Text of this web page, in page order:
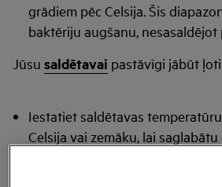
grādiem pēc Celsija. Šis
baktēriju augšanu, nesasaldējot
Jūsu saldētavai pastāvīgi jābūt
Iestatiet saldētavas
Celsija vai zemāku, lai